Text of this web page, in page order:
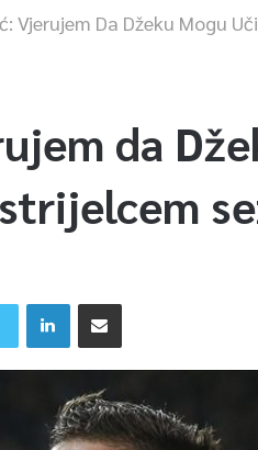
Vjerujem Da Džeku Mogu
da